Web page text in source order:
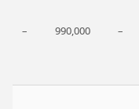
–
990,000
–